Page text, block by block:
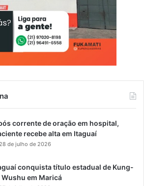
corrente de oração em hospital,
recebe alta em Itaguaí
28 de julho de 2026
conquista título estadual de Kung-
Wushu em Maricá